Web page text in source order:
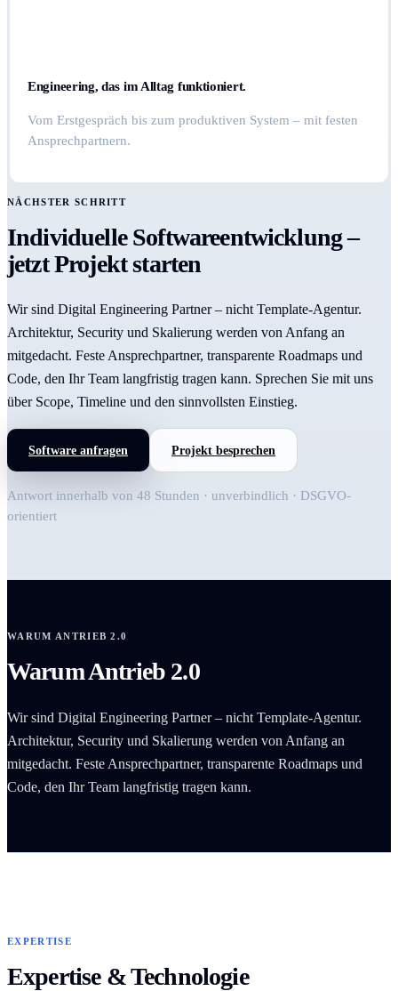
Engineering, das im Alltag funktioniert.
Vom Erstgespräch bis zum produktiven System – mit festen
Ansprechpartnern.
NÄCHSTER SCHRITT
Individuelle Softwareentwicklung –
jetzt Projekt starten
Wir sind Digital Engineering Partner – nicht Template-Agentur.
Architektur, Security und Skalierung werden von Anfang an
mitgedacht. Feste Ansprechpartner, transparente Roadmaps und
Code, den Ihr Team langfristig tragen kann. Sprechen Sie mit uns
über Scope, Timeline und den sinnvollsten Einstieg.
Software anfragen Projekt besprechen
Antwort innerhalb von 48 Stunden · unverbindlich · DSGVO-
orientiert
WARUM ANTRIEB 2.0
Warum Antrieb 2.0
Wir sind Digital Engineering Partner – nicht Template-Agentur.
Architektur, Security und Skalierung werden von Anfang an
mitgedacht. Feste Ansprechpartner, transparente Roadmaps und
Code, den Ihr Team langfristig tragen kann.
EXPERTISE
Expertise & Technologie